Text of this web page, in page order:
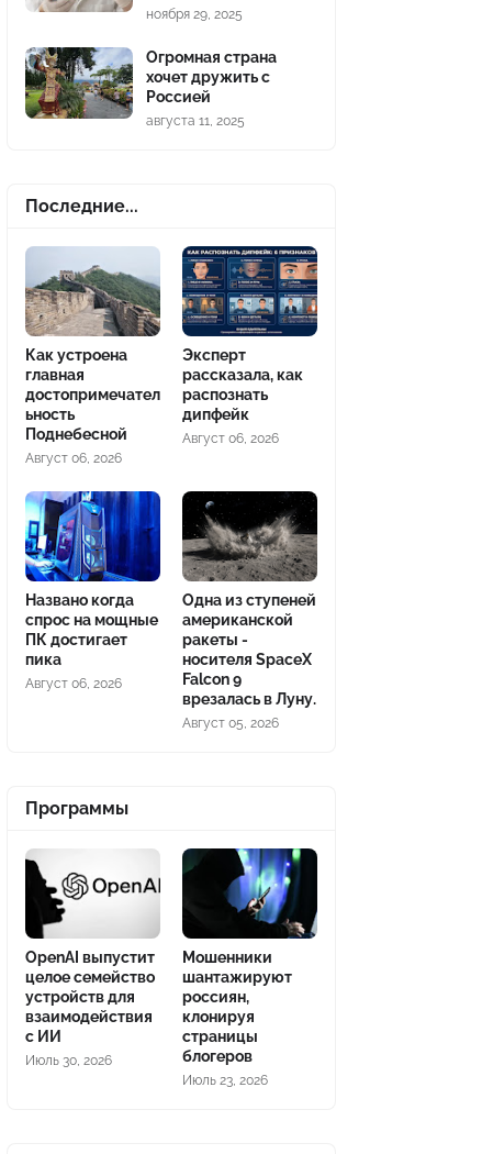
ноября 29, 2025
Огромная страна
хочет дружить с
Россией
августа 11, 2025
Последние...
Как устроена
главная
достопримечател
ьность
Поднебесной
Август 06, 2026
Эксперт
рассказала, как
распознать
дипфейк
Август 06, 2026
Названо когда
спрос на мощные
ПК достигает
пика
Август 06, 2026
Одна из ступеней
американской
ракеты -
носителя SpaceX
Falcon 9
врезалась в Луну.
Август 05, 2026
Программы
OpenAI выпустит
целое семейство
устройств для
взаимодействия
с ИИ
Июль 30, 2026
Мошенники
шантажируют
россиян,
клонируя
страницы
блогеров
Июль 23, 2026